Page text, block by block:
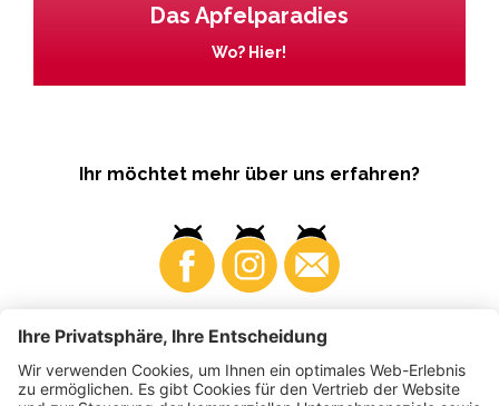
Das Apfelparadies
Wo? Hier!
Ihr möchtet mehr über uns erfahren?
Business Produzenten